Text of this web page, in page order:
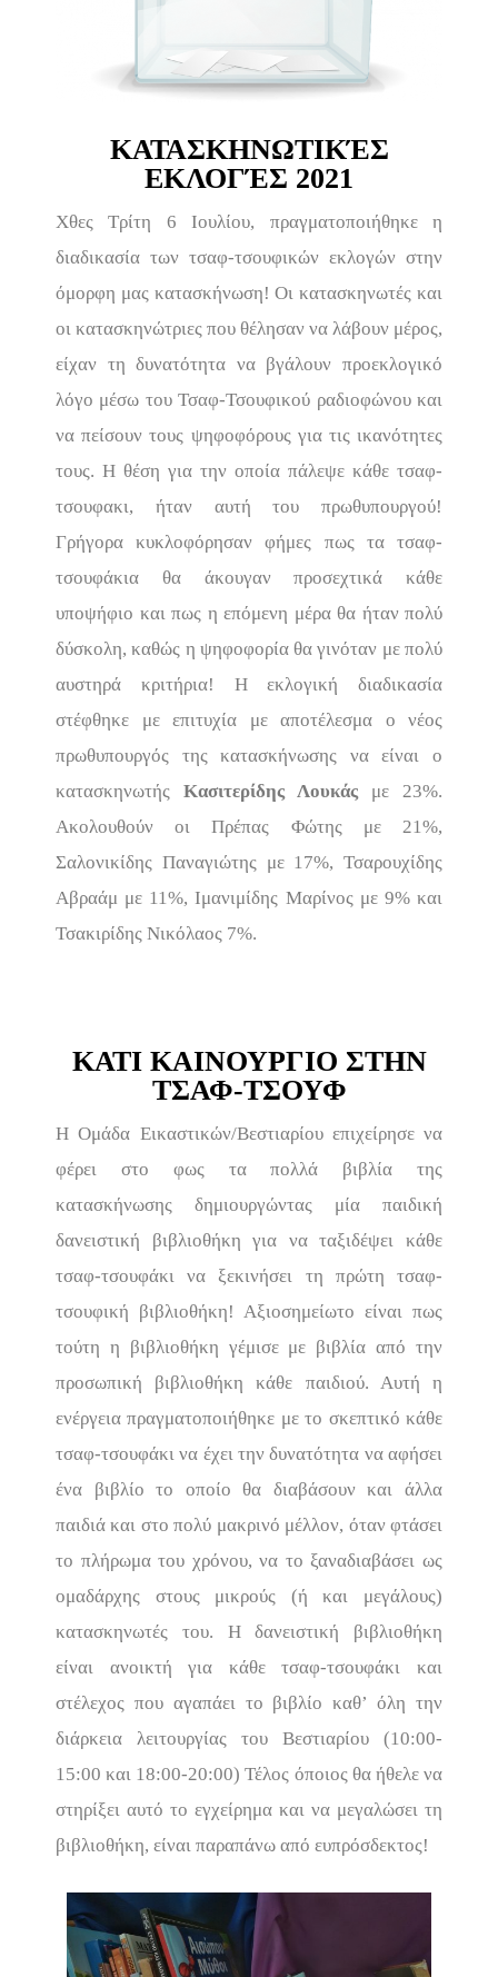
ΚΑΤΑΣΚΗΝΩΤΙΚΈΣ
ΕΚΛΟΓΈΣ 2021
Χθες Τρίτη 6 Ιουλίου, πραγματοποιήθηκε η
διαδικασία των τσαφ-τσουφικών εκλογών στην
όμορφη μας κατασκήνωση! Οι κατασκηνωτές και
οι κατασκηνώτριες που θέλησαν να λάβουν μέρος,
είχαν τη δυνατότητα να βγάλουν προεκλογικό
λόγο μέσω του Τσαφ-Τσουφικού ραδιοφώνου και
να πείσουν τους ψηφοφόρους για τις ικανότητες
τους. Η θέση για την οποία πάλεψε κάθε τσαφ-
τσουφακι, ήταν αυτή του πρωθυπουργού!
Γρήγορα κυκλοφόρησαν φήμες πως τα τσαφ-
τσουφάκια θα άκουγαν προσεχτικά κάθε
υποψήφιο και πως η επόμενη μέρα θα ήταν πολύ
δύσκολη, καθώς η ψηφοφορία θα γινόταν με πολύ
αυστηρά κριτήρια! Η εκλογική διαδικασία
στέφθηκε με επιτυχία με αποτέλεσμα ο νέος
πρωθυπουργός της κατασκήνωσης να είναι ο
κατασκηνωτής Κασιτερίδης Λουκάς με 23%.
Ακολουθούν οι Πρέπας Φώτης με 21%,
Σαλονικίδης Παναγιώτης με 17%, Τσαρουχίδης
Αβραάμ με 11%, Ιμανιμίδης Μαρίνος με 9% και
Τσακιρίδης Νικόλαος 7%.
KΑΤΙ ΚΑΙΝΟΥΡΓΙΟ ΣΤΗΝ
ΤΣΑΦ-ΤΣΟΥΦ
Η Ομάδα Εικαστικών/Βεστιαρίου επιχείρησε να
φέρει στο φως τα πολλά βιβλία της
κατασκήνωσης δημιουργώντας μία παιδική
δανειστική βιβλιοθήκη για να ταξιδέψει κάθε
τσαφ-τσουφάκι να ξεκινήσει τη πρώτη τσαφ-
τσουφική βιβλιοθήκη! Αξιοσημείωτο είναι πως
τούτη η βιβλιοθήκη γέμισε με βιβλία από την
προσωπική βιβλιοθήκη κάθε παιδιού. Αυτή η
ενέργεια πραγματοποιήθηκε με το σκεπτικό κάθε
τσαφ-τσουφάκι να έχει την δυνατότητα να αφήσει
ένα βιβλίο το οποίο θα διαβάσουν και άλλα
παιδιά και στο πολύ μακρινό μέλλον, όταν φτάσει
το πλήρωμα του χρόνου, να το ξαναδιαβάσει ως
ομαδάρχης στους μικρούς (ή και μεγάλους)
κατασκηνωτές του. Η δανειστική βιβλιοθήκη
είναι ανοικτή για κάθε τσαφ-τσουφάκι και
στέλεχος που αγαπάει το βιβλίο καθ’ όλη την
διάρκεια λειτουργίας του Βεστιαρίου (10:00-
15:00 και 18:00-20:00) Τέλος όποιος θα ήθελε να
στηρίξει αυτό το εγχείρημα και να μεγαλώσει τη
βιβλιοθήκη, είναι παραπάνω από ευπρόσδεκτος!